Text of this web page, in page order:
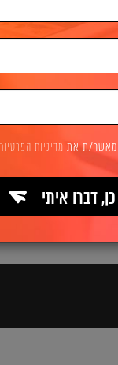
דיגיטלי
והצעת
ואנחנו מיד
מאשר/ת את מדיניות
כן, דברו איתי